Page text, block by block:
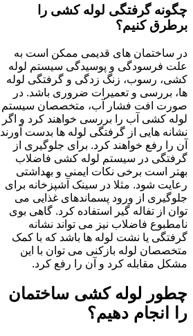
چگونه گرفتگی لوله کشی را
برطرق کنیم؟
در ساختمان های قدیمی ممکن است به
علت فرسودگی و پوسیدگی سیستم لوله
کشی، رسوب، زنگ زدگی و گرفتگی لوله
ها، بررسی و تعمیرات ضروری باشد. در
صورت افت فشار آب، متخصصان سیستم
لوله کشی آب را بررسی خواهند کرد و اگر
نشانه هایی از گرفتگی لوله ها بدست آورند
آن را رفع خواهند کرد. برای جلوگیری از
گرفتگی در سیستم لوله کشی فاضلاب
بهتر است برخی نکات ایمنی و بهداشتی
رعایت شود. مثلا در سینک آشپزخانه برای
جلوگیری از ورود پسماندهای غذایی می
توان از تفاله گیر استفاده کرد. گاهی بوی
نامطبوع فاضلاب نیز می تواند نشانه
گرفتگی یا نشت لوله ها باشد که با کمک
متخصصان لوله بازکنی می توان با این
مشکل مقابله کرد و آن را رفع کرد.
چطور لوله کشی ساختمان
را انجام دهیم؟